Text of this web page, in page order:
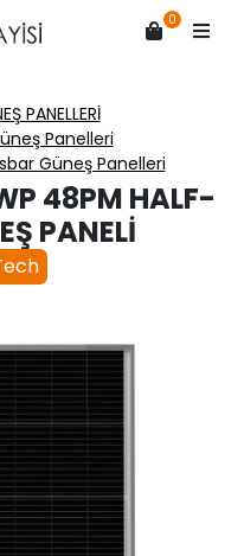
0
PANELLERİ
Panelleri
Güneş Panelleri
48PM HALF-
PANELI